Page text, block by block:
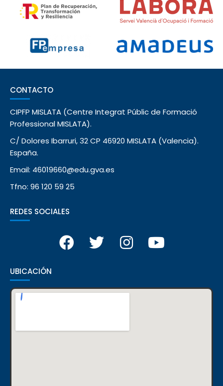
CONTACTO
CIPFP MISLATA (Centre Integrat Públic de Formació
Professional MISLATA).
C/ Dolores Ibarruri, 32 CP 46920 MISLATA (Valencia).
España.
Email: 46019660@edu.gva.es
Tfno: 96 120 59 25
REDES SOCIALES
UBICACIÓN